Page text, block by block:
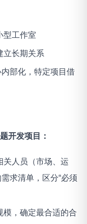
型工作室
立长期关系
部化，特定项目借
开发项目：
关人员（市场、运
求清单，区分“必须
模，确定最合适的合